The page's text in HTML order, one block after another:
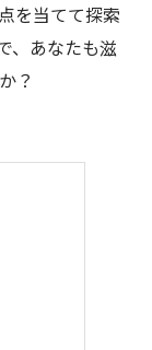
を当てて探索
、あなたも滋
？